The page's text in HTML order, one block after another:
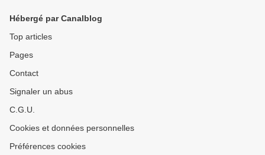
Hébergé par Canalblog
Top articles
Pages
Contact
Signaler un abus
C.G.U.
Cookies et données personnelles
Préférences cookies